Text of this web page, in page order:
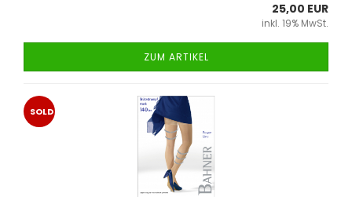
25,00 EUR
inkl. 19% MwSt.
ZUM ARTIKEL
SOLD